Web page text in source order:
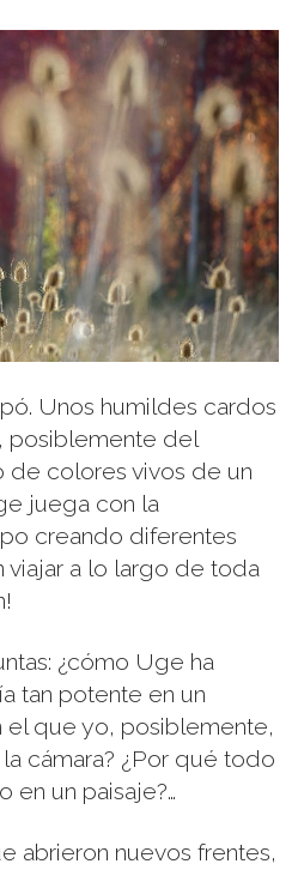
Unos humildes cardos
posiblemente del
de colores vivos de un
juega con la
creando diferentes
viajar a lo largo de toda
¿cómo Uge ha
tan potente en un
que yo, posiblemente,
cámara? ¿Por qué todo
en un paisaje?…
abrieron nuevos frentes,